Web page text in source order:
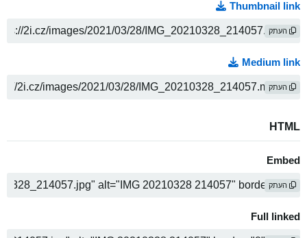
Thumbnail link
העתק
Medium link
העתק
HTML
Embed
העתק
Full linked